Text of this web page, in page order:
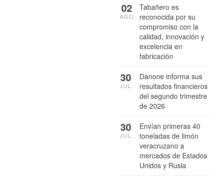
Tabañero es
reconocida por su
compromiso con la
calidad, innovación y
excelencia en
fabricación
02
AGO
Danone informa sus
resultados financieros
del segundo trimestre
de 2026
30
JUL
Envían primeras 40
toneladas de limón
veracruzano a
mercados de Estados
Unidos y Rusia
30
JUL